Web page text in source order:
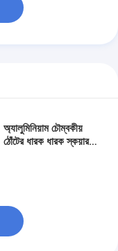
অ্যালুমিনিয়াম চৌম্বকীয়
ঠোঁটের ধারক ধারক স্কয়ার